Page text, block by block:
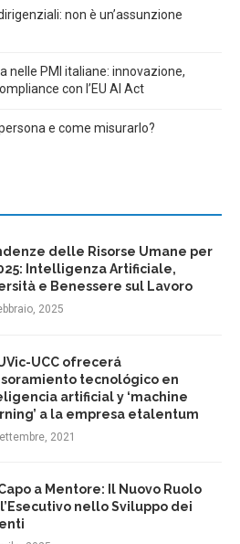
non è un’assunzione
nelle PMI italiane: innovazione,
con l’EU AI Act
e come misurarlo?
delle Risorse Umane per
Intelligenza Artificiale,
e Benessere sul Lavoro
2025
UCC ofrecerá
tecnológico en
artificial y ‘machine
a la empresa etalentum
2021
a Mentore: Il Nuovo Ruolo
nello Sviluppo dei